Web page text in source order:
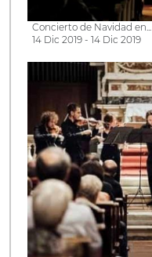
Concierto de Navidad en...
14 Dic 2019 - 14 Dic 2019